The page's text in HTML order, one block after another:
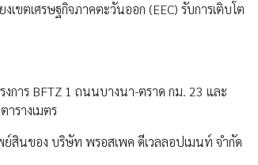
ขตเศรษฐกิจภาคตะวันออก (EEC) รับการเติบโต
งการ BFTZ 1 ถนนบางนา-ตราด กม. 23 และ
ารางเมตร
ย์สินของ บริษัท พรอสเพค ดีเวลลอปเมนท์ จำกัด